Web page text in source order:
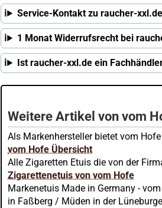
Service-Kontakt zu raucher-
1 Monat Widerrufsrecht bei
Ist raucher-xxl.de ein
Weitere Artikel von vom
Als Markenhersteller bietet vom
vom Hofe Übersicht
Alle Zigaretten Etuis die von der
Zigarettenetuis von vom Hofe
Markenetuis Made in Germany -
in Faßberg / Müden in der